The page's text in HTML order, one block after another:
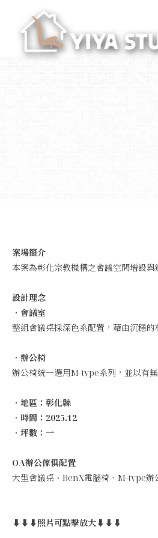
案場簡介
本案為彰化宗教機構之會議空間增設
設計理念
．會議室
整組會議桌採深色系配置，藉由沉穩
．辦公椅
辦公椅統一選用M-type系列，並以有
．地區：彰化縣
．時間：2025.12
．坪數：一
OA辦公傢俱配置
大型會議桌、BenX電腦椅、M-type辦
⬇⬇⬇照片可點擊放大⬇⬇⬇